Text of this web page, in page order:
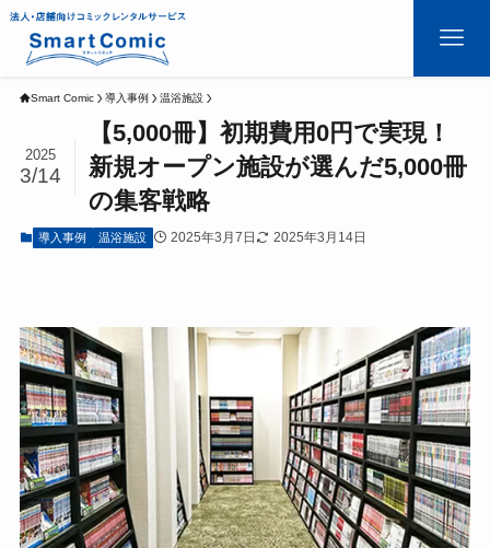
Smart Comic 導入事例 温浴施設
【5,000冊】初期費用0円で実現！
新規オープン施設が選んだ5,000冊
の集客戦略
2025
3/14
導入事例 温浴施設 2025年3月7日 2025年3月14日